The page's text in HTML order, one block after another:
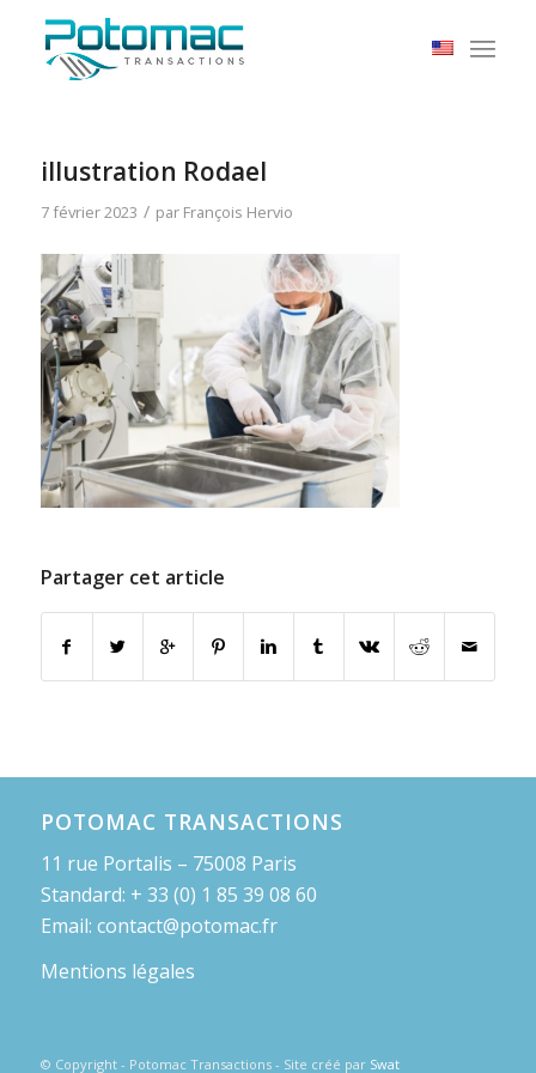
illustration Rodael
7 février 2023 / par François Hervio
Partager cet article
POTOMAC TRANSACTIONS
11 rue Portalis – 75008 Paris
Standard: + 33 (0) 1 85 39 08 60
Email: contact@potomac.fr
Mentions légales
© Copyright - Potomac Transactions - Site créé par Swat